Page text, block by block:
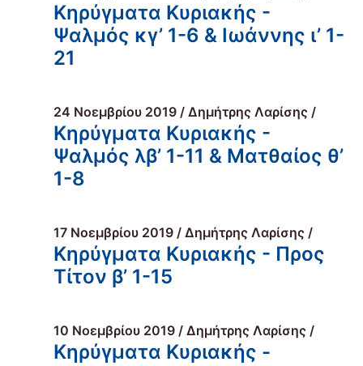
Κηρύγματα Κυριακής -
Ψαλμός κγ’ 1-6 & Ιωάννης ι’ 1-
21
24 Νοεμβρίου 2019 / Δημήτρης Λαρίσης /
Κηρύγματα Κυριακής -
Ψαλμός λβ’ 1-11 & Ματθαίος θ’
1-8
17 Νοεμβρίου 2019 / Δημήτρης Λαρίσης /
Κηρύγματα Κυριακής - Προς
Τίτον β’ 1-15
10 Νοεμβρίου 2019 / Δημήτρης Λαρίσης /
Κηρύγματα Κυριακής -